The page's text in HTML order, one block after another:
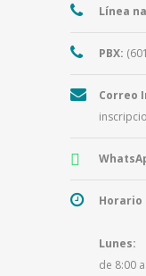
Línea
PBX:
Correo
Horario
Lunes:
de 8:00